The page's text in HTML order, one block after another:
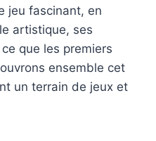
jeu fascinant, en
artistique, ses
que les premiers
ensemble cet
un terrain de jeux et